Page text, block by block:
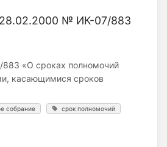
№ ИК-07/883
«О сроках полномочий
касающимися сроков
собрание срок полномочий